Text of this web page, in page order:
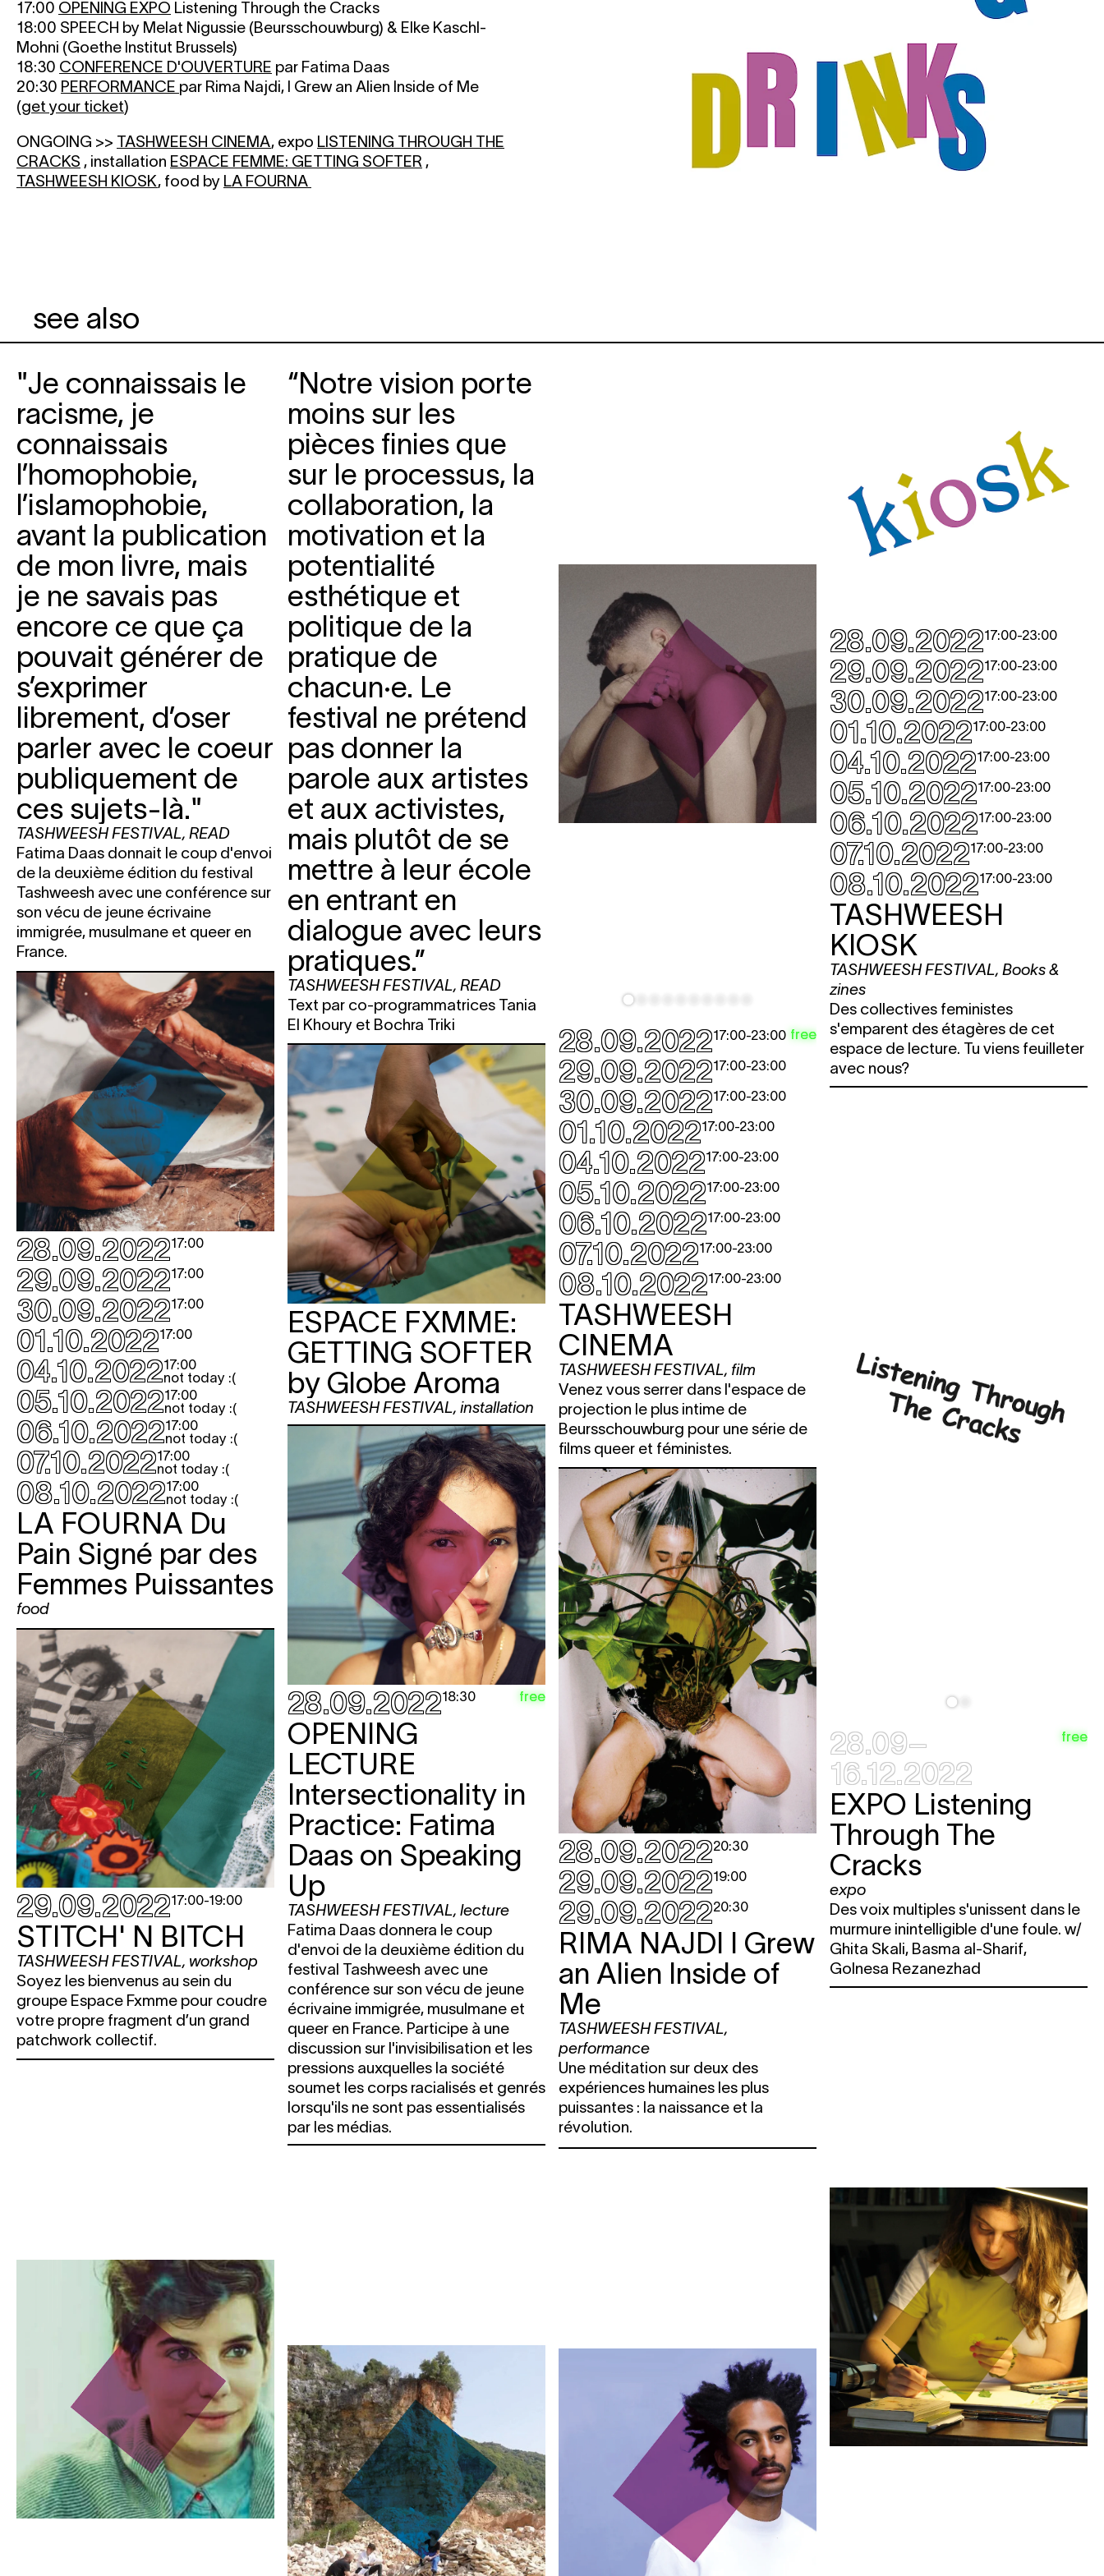
17:00 OPENING EXPO Listening Through the Cracks
18:00 SPEECH by Melat Nigussie (Beursschouwburg) & Elke Kaschl-
Mohni (Goethe Institut Brussels)
18:30 CONFERENCE D'OUVERTURE par Fatima Daas
20:30 PERFORMANCE par Rima Najdi, I Grew an Alien Inside of Me
(get your ticket)
ONGOING >> TASHWEESH CINEMA, expo LISTENING THROUGH THE
CRACKS , installation ESPACE FEMME: GETTING SOFTER ,
TASHWEESH KIOSK, food by LA FOURNA
see also
"Je connaissais le
racisme, je
connaissais
l’homophobie,
l’islamophobie,
avant la publication
de mon livre, mais
je ne savais pas
encore ce que ça
pouvait générer de
s’exprimer
librement, d’oser
parler avec le coeur
publiquement de
ces sujets-là."
TASHWEESH FESTIVAL, READ
Fatima Daas donnait le coup d'envoi
de la deuxième édition du festival
Tashweesh avec une conférence sur
son vécu de jeune écrivaine
immigrée, musulmane et queer en
France.
“Notre vision porte
moins sur les
pièces finies que
sur le processus, la
collaboration, la
motivation et la
potentialité
esthétique et
politique de la
pratique de
chacun·e. Le
festival ne prétend
pas donner la
parole aux artistes
et aux activistes,
mais plutôt de se
mettre à leur école
en entrant en
dialogue avec leurs
pratiques.”
TASHWEESH FESTIVAL, READ
Text par co-programmatrices Tania
El Khoury et Bochra Triki
28.09.202217:00-23:00
29.09.202217:00-23:00
30.09.202217:00-23:00
01.10.202217:00-23:00
04.10.202217:00-23:00
05.10.202217:00-23:00
06.10.202217:00-23:00
07.10.202217:00-23:00
08.10.202217:00-23:00
free
TASHWEESH
CINEMA
TASHWEESH FESTIVAL, film
Venez vous serrer dans l'espace de
projection le plus intime de
Beursschouwburg pour une série de
films queer et féministes.
28.09.202217:00-23:00
29.09.202217:00-23:00
30.09.202217:00-23:00
01.10.202217:00-23:00
04.10.202217:00-23:00
05.10.202217:00-23:00
06.10.202217:00-23:00
07.10.202217:00-23:00
08.10.202217:00-23:00
TASHWEESH
KIOSK
TASHWEESH FESTIVAL, Books &
zines
Des collectives feministes
s'emparent des étagères de cet
espace de lecture. Tu viens feuilleter
avec nous?
28.09.202217:00
29.09.202217:00
30.09.202217:00
01.10.202217:00
04.10.202217:00
not today :(
05.10.202217:00
not today :(
06.10.202217:00
not today :(
07.10.202217:00
not today :(
08.10.202217:00
not today :(
LA FOURNA Du
Pain Signé par des
Femmes Puissantes
food
ESPACE FXMME:
GETTING SOFTER
by Globe Aroma
TASHWEESH FESTIVAL, installation
28.09–
16.12.2022
free
EXPO Listening
Through The
Cracks
expo
Des voix multiples s'unissent dans le
murmure inintelligible d'une foule. w/
Ghita Skali, Basma al-Sharif,
Golnesa Rezanezhad
28.09.202218:30 free
OPENING
LECTURE
Intersectionality in
Practice: Fatima
Daas on Speaking
Up
TASHWEESH FESTIVAL, lecture
Fatima Daas donnera le coup
d'envoi de la deuxième édition du
festival Tashweesh avec une
conférence sur son vécu de jeune
écrivaine immigrée, musulmane et
queer en France. Participe à une
discussion sur l'invisibilisation et les
pressions auxquelles la société
soumet les corps racialisés et genrés
lorsqu'ils ne sont pas essentialisés
par les médias.
28.09.202220:30
29.09.202219:00
29.09.202220:30
RIMA NAJDI I Grew
an Alien Inside of
Me
TASHWEESH FESTIVAL,
performance
Une méditation sur deux des
expériences humaines les plus
puissantes : la naissance et la
révolution.
29.09.202217:00-19:00
STITCH' N BITCH
TASHWEESH FESTIVAL, workshop
Soyez les bienvenus au sein du
groupe Espace Fxmme pour coudre
votre propre fragment d’un grand
patchwork collectif.